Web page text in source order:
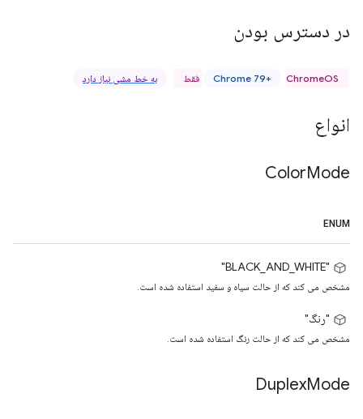
در دسترس بودن
Chrome 79+ ChromeOS فقط به خط مشی نیاز دارد
انواع
ColorMode
ENUM
"BLACK_AND_WHITE"
مشخص می کند که از حالت سیاه و سفید استفاده شده است.
"رنگ"
مشخص می کند که از حالت رنگ استفاده شده است.
DuplexMode